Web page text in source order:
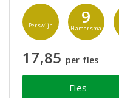
Perswijn 9
Hamersma
17,85 per fles
Fles